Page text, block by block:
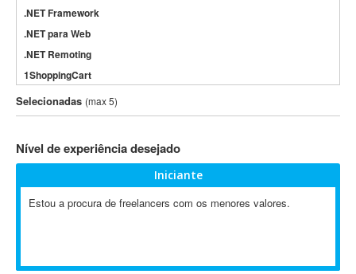
.NET Framework
.NET para Web
.NET Remoting
1ShoppingCart
3DS Max
3GSM
802.11
A-GPS
Selecionadas (max 5)
Nível de experiência desejado
Iniciante
Estou a procura de freelancers com os menores valores.